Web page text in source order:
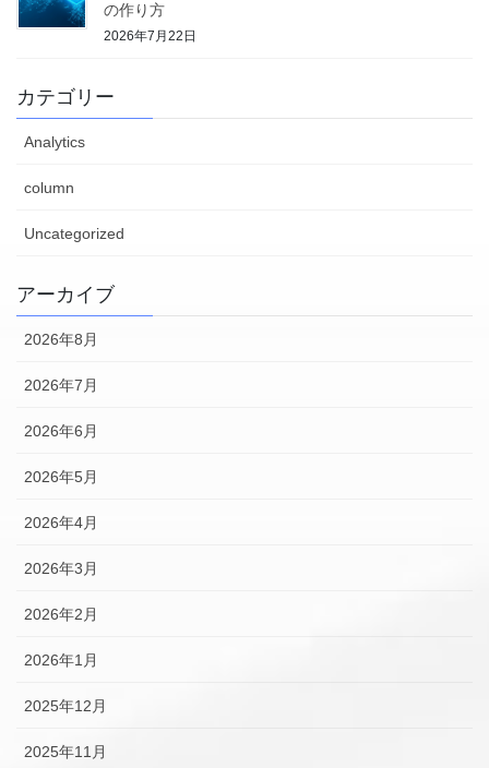
の作り方
2026年7月22日
カテゴリー
Analytics
column
Uncategorized
アーカイブ
2026年8月
2026年7月
2026年6月
2026年5月
2026年4月
2026年3月
2026年2月
2026年1月
2025年12月
2025年11月